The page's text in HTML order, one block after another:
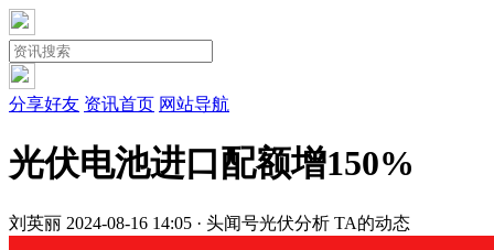
分享好友 资讯首页 网站导航
光伏电池进口配额增150%
刘英丽 2024-08-16 14:05 · 头闻号光伏分析 TA的动态